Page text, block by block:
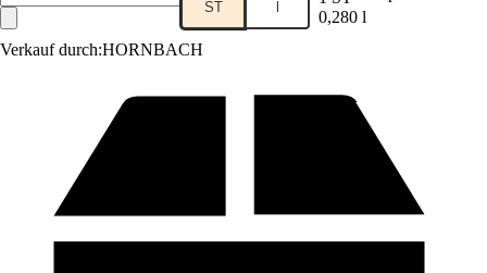
Verkauf durch:HORNBACH
ST l
0,280 l